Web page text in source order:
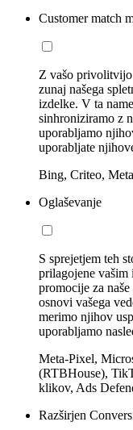
Customer match
Z vašo
zunaj našega
izdelke. V ta
sinhroniziramo z
uporabljamo
uporabljate
Bing, Criteo,
Oglaševanje
S sprejetjem teh
prilagojene vašim
promocije za
osnovi vašega
merimo njihov
uporabljamo
Meta-Pixel,
(RTBHouse),
klikov, Ads
Razširjen